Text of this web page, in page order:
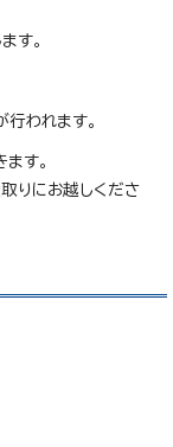
す。
われます。
す。
りにお越しくださ